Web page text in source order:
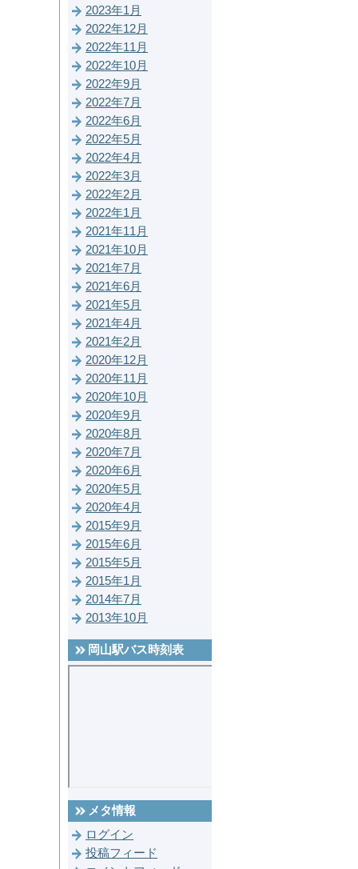
2023年1月
2022年12月
2022年11月
2022年10月
2022年9月
2022年7月
2022年6月
2022年5月
2022年4月
2022年3月
2022年2月
2022年1月
2021年11月
2021年10月
2021年7月
2021年6月
2021年5月
2021年4月
2021年2月
2020年12月
2020年11月
2020年10月
2020年9月
2020年8月
2020年7月
2020年6月
2020年5月
2020年4月
2015年9月
2015年6月
2015年5月
2015年1月
2014年7月
2013年10月
岡山駅バス時刻表
メタ情報
ログイン
投稿フィード